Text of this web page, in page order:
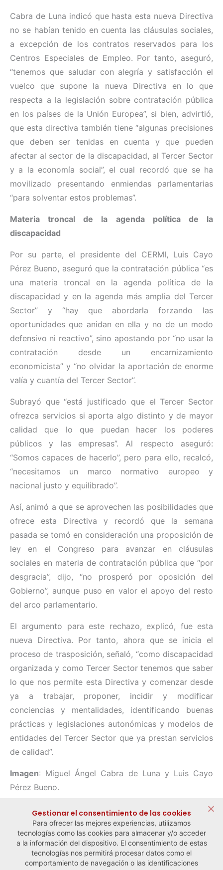
Cabra de Luna indicó que hasta esta nueva Directiva
no se habían tenido en cuenta las cláusulas sociales,
a excepción de los contratos reservados para los
Centros Especiales de Empleo. Por tanto, aseguró,
“tenemos que saludar con alegría y satisfacción el
vuelco que supone la nueva Directiva en lo que
respecta a la legislación sobre contratación pública
en los países de la Unión Europea”, si bien, advirtió,
que esta directiva también tiene “algunas precisiones
que deben ser tenidas en cuenta y que pueden
afectar al sector de la discapacidad, al Tercer Sector
y a la economía social”, el cual recordó que se ha
movilizado presentando enmiendas parlamentarias
“para solventar estos problemas”.
Materia troncal de la agenda política de la
discapacidad
Por su parte, el presidente del CERMI, Luis Cayo
Pérez Bueno, aseguró que la contratación pública “es
una materia troncal en la agenda política de la
discapacidad y en la agenda más amplia del Tercer
Sector” y “hay que abordarla forzando las
oportunidades que anidan en ella y no de un modo
defensivo ni reactivo”, sino apostando por “no usar la
contratación desde un encarnizamiento
economicista” y “no olvidar la aportación de enorme
valía y cuantía del Tercer Sector”.
Subrayó que “está justificado que el Tercer Sector
ofrezca servicios si aporta algo distinto y de mayor
calidad que lo que puedan hacer los poderes
públicos y las empresas”. Al respecto aseguró:
“Somos capaces de hacerlo”, pero para ello, recalcó,
“necesitamos un marco normativo europeo y
nacional justo y equilibrado”.
Así, animó a que se aprovechen las posibilidades que
ofrece esta Directiva y recordó que la semana
pasada se tomó en consideración una proposición de
ley en el Congreso para avanzar en cláusulas
sociales en materia de contratación pública que “por
desgracia”, dijo, “no prosperó por oposición del
Gobierno”, aunque puso en valor el apoyo del resto
del arco parlamentario.
El argumento para este rechazo, explicó, fue esta
nueva Directiva. Por tanto, ahora que se inicia el
proceso de trasposición, señaló, “como discapacidad
organizada y como Tercer Sector tenemos que saber
lo que nos permite esta Directiva y comenzar desde
ya a trabajar, proponer, incidir y modificar
conciencias y mentalidades, identificando buenas
prácticas y legislaciones autonómicas y modelos de
entidades del Tercer Sector que ya prestan servicios
de calidad”.
Imagen: Miguel Ángel Cabra de Luna y Luis Cayo
Pérez Bueno.
Gestionar el consentimiento de las cookies
Para ofrecer las mejores experiencias, utilizamos
tecnologías como las cookies para almacenar y/o acceder
a la información del dispositivo. El consentimiento de estas
tecnologías nos permitirá procesar datos como el
comportamiento de navegación o las identificaciones